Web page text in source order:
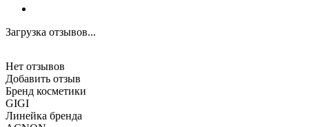
Загрузка отзывов...
Нет отзывов
Добавить отзыв
Бренд косметики
GIGI
Линейка бренда